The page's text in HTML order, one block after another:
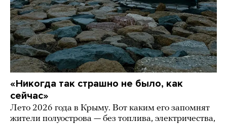
«Никогда так страшно не было, как
сейчас»
Лето 2026 года в Крыму. Вот каким его запомнят
жители полуострова — без топлива, электричества,